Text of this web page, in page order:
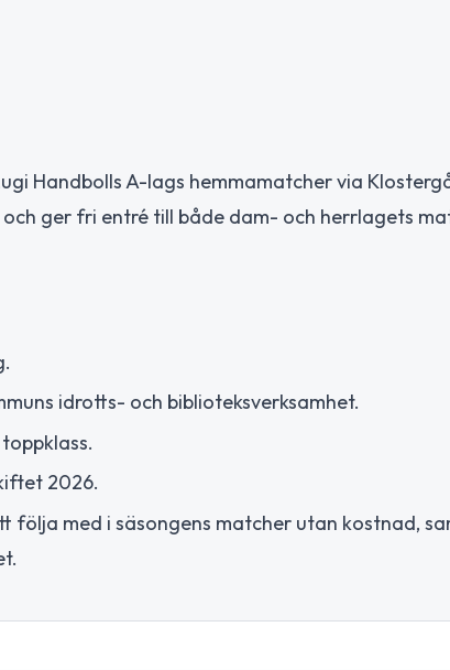
Handbolls A-lags hemmamatcher via
ger fri entré till både dam- och herrlagets
idrotts- och biblioteksverksamhet.
2026.
med i säsongens matcher utan kostnad,